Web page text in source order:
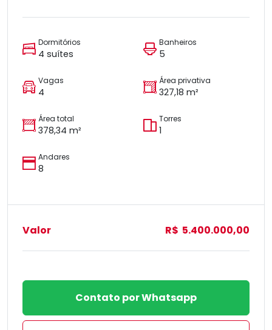
Dormitórios
4 suítes
Banheiros
5
Vagas
4
Área privativa
327,18 m²
Área total
378,34 m²
Torres
1
Andares
8
Valor R$ 5.400.000,00
Contato por Whatsapp